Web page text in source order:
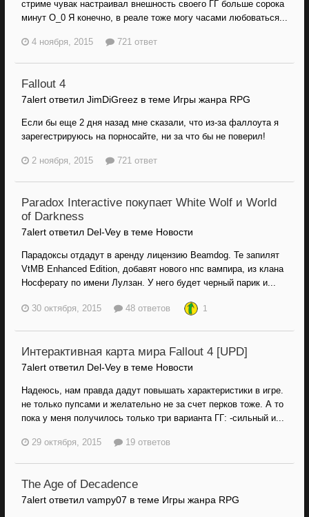
стриме чувак настраивал внешность своего ГГ больше сорока
минут O_0 Я конечно, в реале тоже могу часами любоваться...
4 ноября, 2015 721 ответ
Fallout 4
7alert ответил JimDiGreez в теме Игры жанра RPG
Если бы еще 2 дня назад мне сказали, что из-за фаллоута я
зарегестрируюсь на порносайте, ни за что бы не поверил!
2 ноября, 2015 721 ответ
Paradox Interactive покупает White Wolf и World
of Darkness
7alert ответил Del-Vey в теме Новости
Парадоксы отдадут в аренду лицензию Beamdog. Те запилят
VtMB Enhanced Edition, добавят нового нпс вампира, из клана
Носферату по имени Лулзан. У него будет черный парик и...
30 октября, 2015 48 ответов 1
Интерактивная карта мира Fallout 4 [UPD]
7alert ответил Del-Vey в теме Новости
Надеюсь, нам правда дадут повышать характеристики в игре.
не только пупсами и желательно не за счет перков тоже. А то
пока у меня получилось только три варианта ГГ: -сильный и...
29 октября, 2015 19 ответов
The Age of Decadence
7alert ответил vampy07 в теме Игры жанра RPG